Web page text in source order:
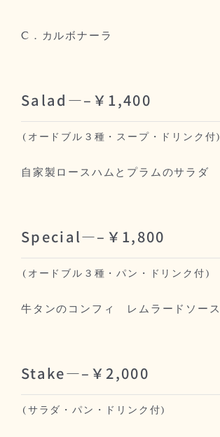
C． カルボナーラ
Salad—–￥1,400
(オードブル３種・スープ・ドリンク付)
自家製ロースハムとプラムのサラダ
Special—–￥1,800
(オードブル３種・パン・ドリンク付)
牛タンのコンフィ レムラードソース
Stake—–￥2,000
(サラダ・パン・ドリンク付)